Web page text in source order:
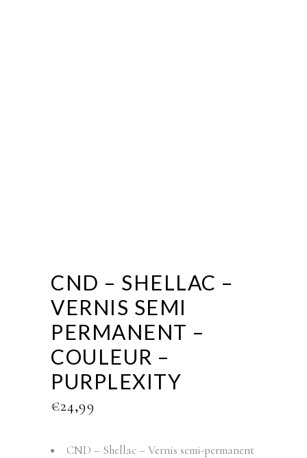
CND – SHELLAC –
VERNIS SEMI
PERMANENT –
COULEUR –
PURPLEXITY
€24,99
CND – Shellac – Vernis semi-permanent